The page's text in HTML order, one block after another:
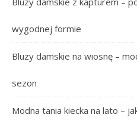
wygodnej formie
Bluzy damskie na wiosnę –
sezon
Modna tania kiecka na lato –